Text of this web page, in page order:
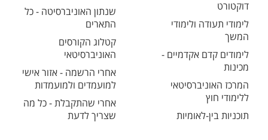
דוקטורט
לימודי תעודה ולימודי
המשך
לימודים קדם אקדמיים -
מכינות
המרכז האוניברסיטאי
ללימודי חוץ
תוכניות בין-לאומיות
שנתון האוניברסיטה - כל
התארים
קטלוג הקורסים
האוניברסיטאי
אחרי הרשמה - אזור אישי
למועמדים ולמועמדות
אחרי שהתקבלת - כל מה
שצריך לדעת